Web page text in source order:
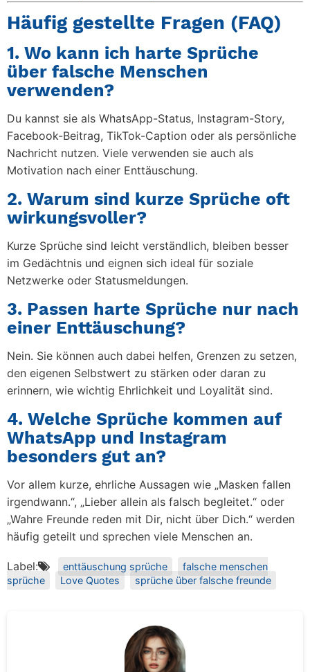
Häufig gestellte Fragen (FAQ)
1. Wo kann ich harte Sprüche
über falsche Menschen
verwenden?
Du kannst sie als WhatsApp-Status, Instagram-Story,
Facebook-Beitrag, TikTok-Caption oder als persönliche
Nachricht nutzen. Viele verwenden sie auch als
Motivation nach einer Enttäuschung.
2. Warum sind kurze Sprüche oft
wirkungsvoller?
Kurze Sprüche sind leicht verständlich, bleiben besser
im Gedächtnis und eignen sich ideal für soziale
Netzwerke oder Statusmeldungen.
3. Passen harte Sprüche nur nach
einer Enttäuschung?
Nein. Sie können auch dabei helfen, Grenzen zu setzen,
den eigenen Selbstwert zu stärken oder daran zu
erinnern, wie wichtig Ehrlichkeit und Loyalität sind.
4. Welche Sprüche kommen auf
WhatsApp und Instagram
besonders gut an?
Vor allem kurze, ehrliche Aussagen wie „Masken fallen
irgendwann.“, „Lieber allein als falsch begleitet.“ oder
„Wahre Freunde reden mit Dir, nicht über Dich.“ werden
häufig geteilt und sprechen viele Menschen an.
Label: enttäuschung sprüche
falsche menschen
sprüche
Love Quotes sprüche über falsche freunde